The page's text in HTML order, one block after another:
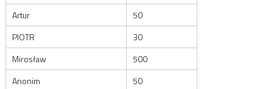
Artur
50
PIOTR
30
Mirosław
500
Anonim
50